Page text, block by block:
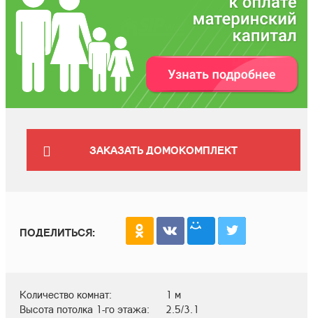
ЗАКАЗАТЬ ДОМОКОМПЛЕКТ
ПОДЕЛИТЬСЯ:
Количество комнат:
1 м
Высота потолка 1-го этажа:
2.5/3.1